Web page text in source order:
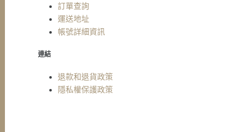
訂單查詢
運送地址
帳號詳細資訊
連結
退款和退貨政策
隱私權保護政策